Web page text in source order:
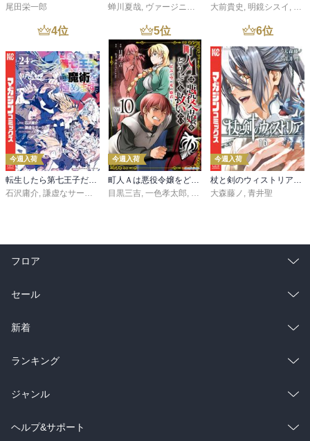
尾田栄一郎
蝉川夏哉 ヴァージニア二等兵 ,転
大前貴史 明鏡シスイ
4位
今週入荷
転生したら第七王子だったので、気ままに魔術を極めます（２４）
石沢庸介, 謙虚なサークル メル。
5位
今週入荷
町人Ａは悪役令嬢をどうしても救いたい ～どぶと空と氷の姫君～１０【電子書店共通特典イラスト付】
目黒三吉, 一色孝太郎, Parum
6位
今週入荷
杖と剣のウィストリア（１６）
大森藤ノ , 青井聖
フロア
総合
ラノベ
雑誌・グラビア
BL・TL
セール
総合
ラノベ
雑誌・グラビア
BL・TL
新着
総合
ラノベ
雑誌・グラビア
ランキング
総合
ラノベ
ジャンル
コミック
ヘルプ&サポート